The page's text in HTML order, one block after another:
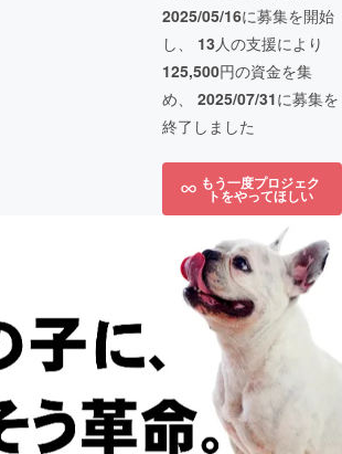
2025/05/16に募集を開始
し、 13人の支援により
125,500円の資金を集
め、 2025/07/31に募集を
終了しました
もう一度プロジェク
トをやってほしい